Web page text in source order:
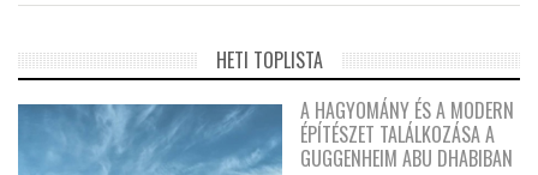
HETI TOPLISTA
A HAGYOMÁNY ÉS A MODERN
ÉPÍTÉSZET TALÁLKOZÁSA A
GUGGENHEIM ABU DHABIBAN